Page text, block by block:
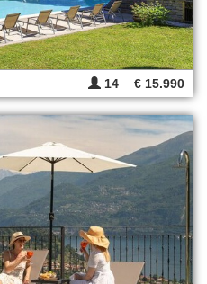
14 € 15.990